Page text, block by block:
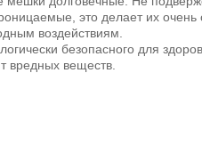
это делает их очень
воздействиям.
безопасного для
вредных веществ.